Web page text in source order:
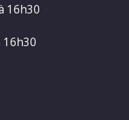
16h30
16h30